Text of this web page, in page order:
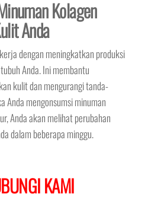
Kolagen
Anda
dengan meningkatkan produksi
Anda. Ini membantu
kulit dan mengurangi tanda-
Anda mengonsumsi minuman
Anda akan melihat perubahan
dalam beberapa minggu.
KAMI